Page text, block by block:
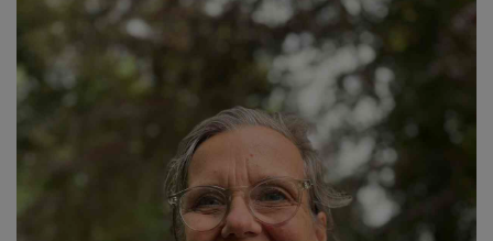
Access
Bars